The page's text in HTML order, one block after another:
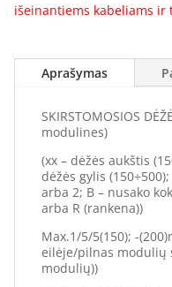
išeinantiems kabeliams ir
Aprašymas
SKIRSTOMOSIOS
modulines)
(xx – dėžės aukštis
dėžės gylis
arba 2; B – nusako
arba R (rankena))
Max.1/5/5(150); -
eilėje/pilnas modulių
modulių))